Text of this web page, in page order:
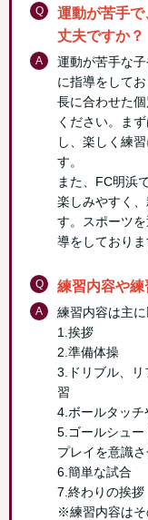
Q
運動が苦手
丈夫ですか？
A
運動が苦手な
に指導をして
長に合わせた
ください。ま
し、楽しく練
す。
また、FC明浜
楽しみやすく
す。スポーツ
導をしておりま
Q 練習内容や練
A
練習内容は主に
1.挨拶
2.準備体操
3.ドリブル、
習
4.ボールタッ
5.ゴールシュ
プレイを意識
6.簡単な試合
7.終わりの挨拶
※練習内容はそ